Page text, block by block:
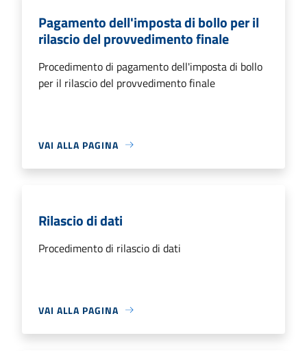
Pagamento dell'imposta di bollo per il
rilascio del provvedimento finale
Procedimento di pagamento dell'imposta di bollo
per il rilascio del provvedimento finale
VAI ALLA PAGINA
Rilascio di dati
Procedimento di rilascio di dati
VAI ALLA PAGINA